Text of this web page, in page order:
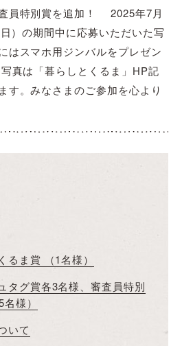
員特別賞を追加！ 2025年7月
）の期間中に応募いただいた写
はスマホ用ジンバルをプレゼン
真は「暮らしとくるま」HP記
す。みなさまのご参加を心より
るま賞 （1名様）
タグ賞各3名様、審査員特別
様）
いて